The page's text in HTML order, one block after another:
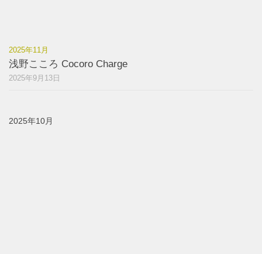
2025年11月
浅野こころ Cocoro Charge
2025年9月13日
2025年10月